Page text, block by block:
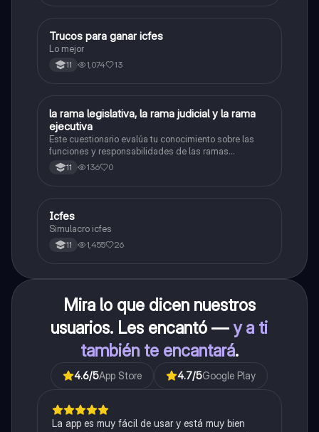
Química
Trucos para ganar icfes
Lo mejor
11 1,074 13
LSociales/Historia
la rama legislativa, la rama judicial y la rama
ejecutiva
Este cuestionario evalúa tu conocimiento sobre las
funciones y responsabilidades de las ramas
legislativa, judicial y ejecutiva.
11 136 0
ICFES: Sociales y Ciudadanas
Icfes
Simulacro icfes
11 1,455 26
Mira lo que dicen nuestros
usuarios. Les encantó —y a ti
también te encantará.
4.6/5App Store 4.7/5Google Play
La app es muy fácil de usar y está muy bien